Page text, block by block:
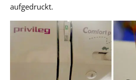
aufgedruckt.